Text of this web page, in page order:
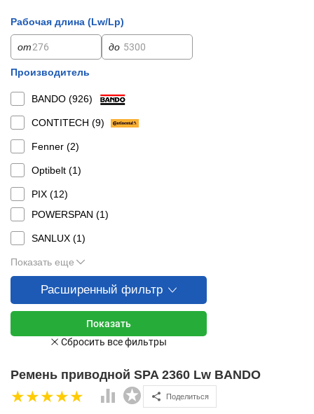
Рабочая длина (Lw/Lp)
от до
Производитель
BANDO (926)
CONTITECH (9)
Fenner (2)
Optibelt (1)
PIX (12)
POWERSPAN (1)
SANLUX (1)
Показать еще
Расширенный фильтр
Ремень приводной SPA 2360 Lw BANDO
Поделиться